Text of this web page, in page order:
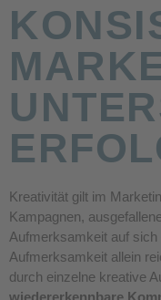
Kreativität gilt im
Kampagnen,
Aufmerksamkeit auf
Aufmerksamkeit allein
durch einzelne kreative
wiedererkennbare